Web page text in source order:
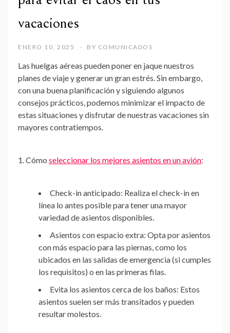
vacaciones
ENERO 10, 2025 BY COMUNICADOS
Las huelgas aéreas pueden poner en jaque nuestros
planes de viaje y generar un gran estrés. Sin embargo,
con una buena planificación y siguiendo algunos
consejos prácticos, podemos minimizar el impacto de
estas situaciones y disfrutar de nuestras vacaciones sin
mayores contratiempos.
1. Cómo seleccionar los mejores asientos en un avión:
Check-in anticipado: Realiza el check-in en
línea lo antes posible para tener una mayor
variedad de asientos disponibles.
Asientos con espacio extra: Opta por asientos
con más espacio para las piernas, como los
ubicados en las salidas de emergencia (si cumples
los requisitos) o en las primeras filas.
Evita los asientos cerca de los baños: Estos
asientos suelen ser más transitados y pueden
resultar molestos.